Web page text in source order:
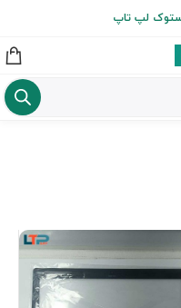
مشتری است)
لپ تاپ